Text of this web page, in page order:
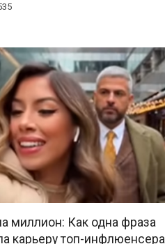
миллион: Как одна фраза
карьеру топ-инфлюенсера